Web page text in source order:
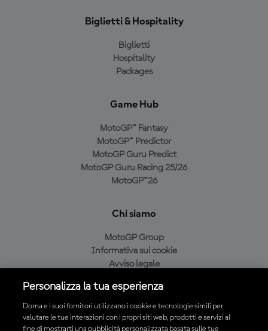
Biglietti & Hospitality
Biglietti
Hospitality
Packages
Game Hub
MotoGP™ Fantasy
MotoGP™ Predictor
MotoGP Guru Predict
MotoGP Guru Racing 25/26
MotoGP™26
Chi siamo
MotoGP Group
Informativa sui cookie
Avviso legale
Condizioni di acquisto
Personalizza la tua esperienza
Dorna e i suoi fornitori utilizzano i cookie e tecnologie simili per
valutare le tue interazioni con i propri siti web, prodotti e servizi al
fine di mostrarti una pubblicità personalizzata basata sulle tue